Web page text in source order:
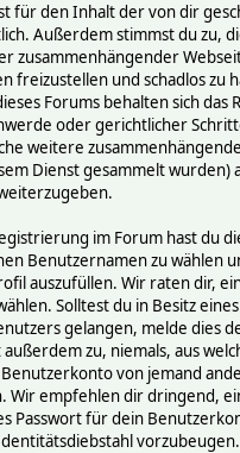
für den Inhalt der von dir
Außerdem stimmst du zu,
zusammenhängender
freizustellen und schadlos zu
Forums behalten sich das
oder gerichtlicher
weitere
Dienst gesammelt wurden)
im Forum hast du
Benutzernamen zu wählen
auszufüllen. Wir raten dir,
Solltest du in Besitz
gelangen, melde dies
zu, niemals, aus
Benutzerkonto von jemand
Wir empfehlen dir dringend,
Passwort für dein
vorzubeugen.